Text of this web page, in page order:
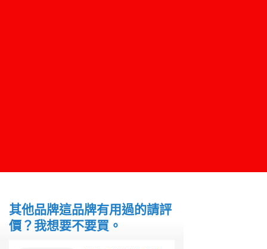
其他品牌這品牌有用過的請評
價？我想要不要買。